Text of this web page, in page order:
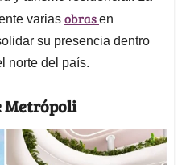
varias obrasen
su presencia dentro
norte del país.
Metrópoli